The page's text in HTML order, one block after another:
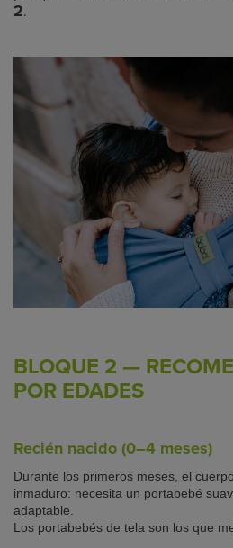
2.
BLOQUE 2 —
POR EDADES
Recién nacido (0–4 meses)
Durante los primeros meses, el
inmaduro: necesita un portabebé
adaptable
Los portabebés de tela son los que